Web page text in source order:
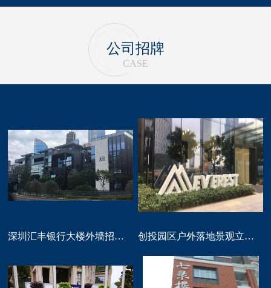
公司招牌
CASE
深圳汇丰银行大楼外墙招牌logo标识制作 创投园区户外落地景观立体字大型标识制作